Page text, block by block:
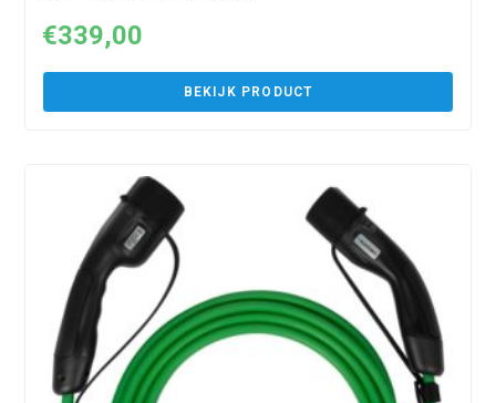
€339,00
BEKIJK PRODUCT